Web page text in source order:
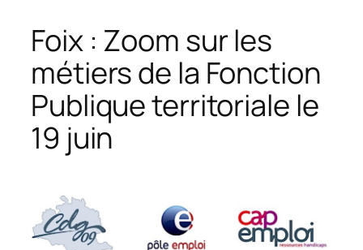
Foix : Zoom sur les
métiers de la Fonction
Publique territoriale le
19 juin